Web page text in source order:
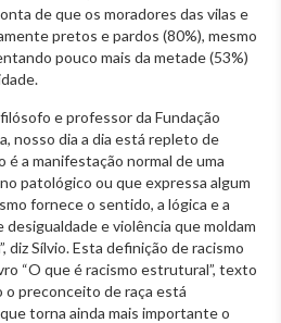
de que os moradores das vilas e
pretos e pardos (80%), mesmo
pouco mais da metade (53%)
e professor da Fundação
nosso dia a dia está repleto de
a manifestação normal de uma
patológico ou que expressa algum
fornece o sentido, a lógica e a
e violência que moldam
diz Sílvio. Esta definição de racismo
“O que é racismo estrutural”, texto
o preconceito de raça está
torna ainda mais importante o